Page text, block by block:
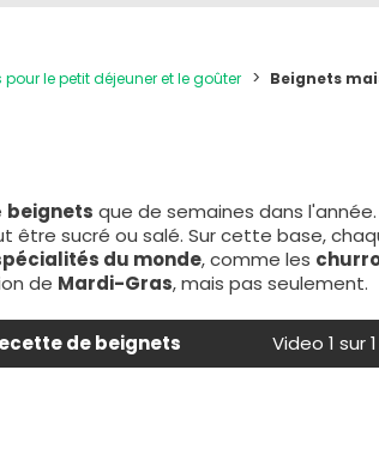
pour le petit déjeuner et le goûter Beignets
beignets que de semaines dans
être sucré ou salé. Sur cette base,
du monde, comme les
de Mardi-Gras, mais pas seulement.
de beignets Video 1 sur 1